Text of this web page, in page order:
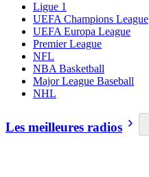
Ligue 1
UEFA Champions League
UEFA Europa League
Premier League
NFL
NBA Basketball
Major League Baseball
NHL
Les meilleures radios